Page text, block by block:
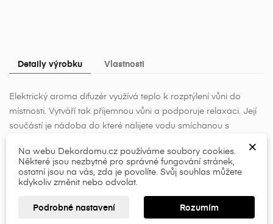
Detaily výrobku Vlastnosti
Elektrický aroma difuzér využívá teplo k rozptýlení vůni do
místnosti. Vytváří tak příjemnou vůni a podporuje relaxaci. Její
součástí je nádoba do které nalijete vodu smíchanou s
zásuvky působí odpařování a uvolňování vůně do interiéru.
Esenciální oleje
Esenciální oleje nebo-li éterické oleje přinášejí řadu výhod,
které mohou pozitivně ovlivnit kvalitu vašeho života. Použití
×
add_circle_outline
Vytvořit seznam přání ×
Název seznamu přání
Zrušit Vytvořit seznam přání
Přihlásit se ×
Musíte být přihlášen, abyste si mohli výrobky uložit do
svého seznamu přání.
Přihlásit se
×
Na webu Dekordomu.cz používáme soubory cookies.
Některé jsou nezbytné pro správné fungování stránek,
ostatní jsou na vás, zda je povolíte. Svůj souhlas můžete
kdykoliv změnit nebo odvolat.
Podrobné nastavení Rozumím